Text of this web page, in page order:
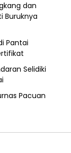
dan
Buruknya
Pantai
Selidiki
Pacuan